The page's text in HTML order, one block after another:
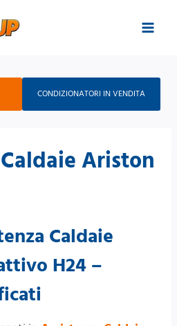
CONDIZIONATORI IN VENDITA
Ariston
Caldaie
H24 –